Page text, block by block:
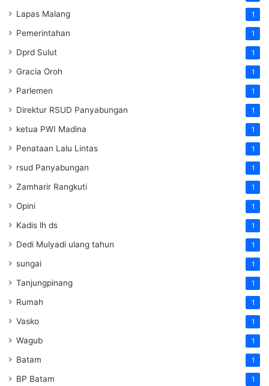
Lapas Malang 1
Pemerintahan 1
Dprd Sulut 1
Gracia Oroh 1
Parlemen 1
Direktur RSUD Panyabungan 1
ketua PWI Madina 1
Penataan Lalu Lintas 1
rsud Panyabungan 1
Zamharir Rangkuti 1
Opini 1
Kadis lh ds 1
Dedi Mulyadi ulang tahun 1
sungai 1
Tanjungpinang 1
Rumah 1
Vasko 1
Wagub 1
Batam 1
BP Batam 1